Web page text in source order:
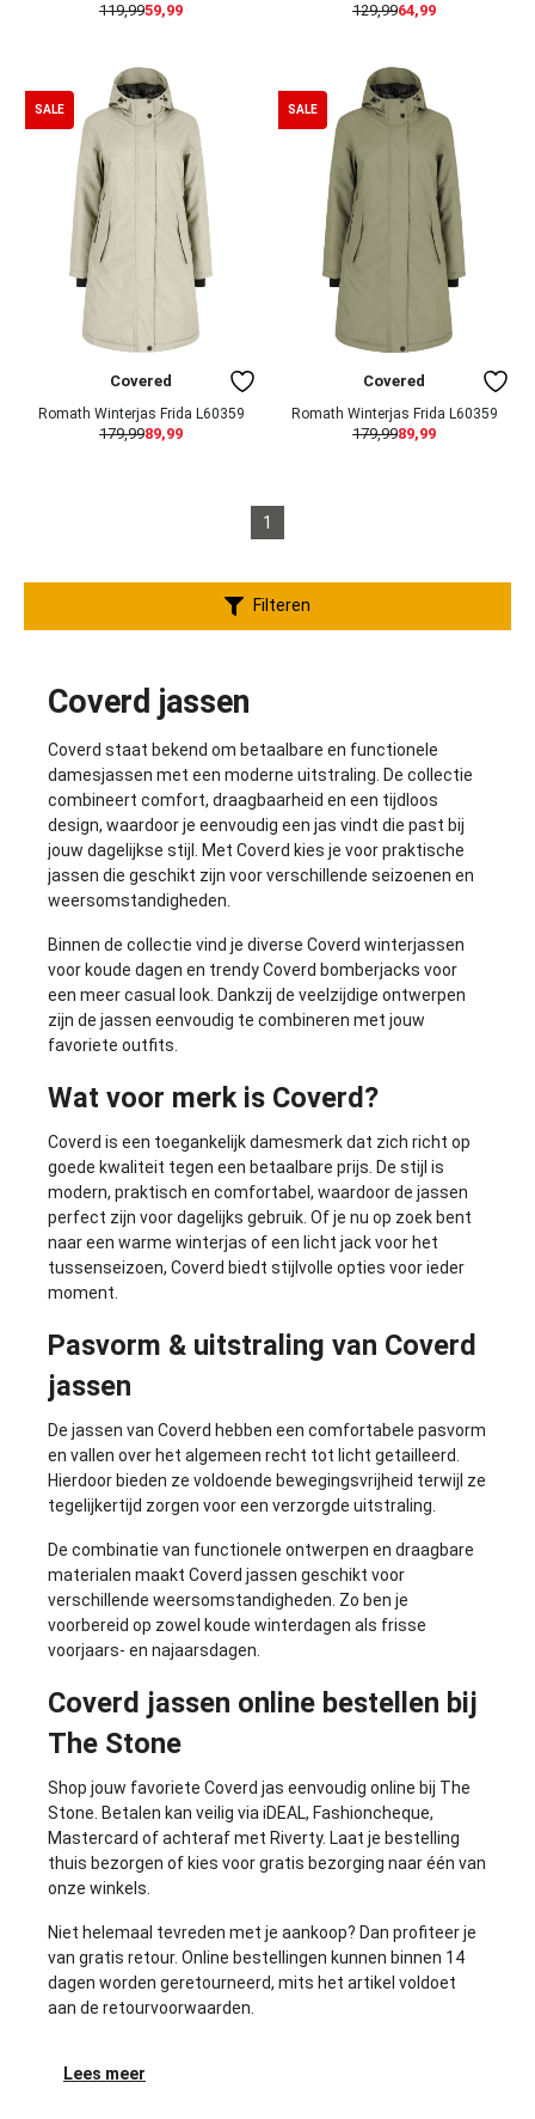
119,9959,99 129,9964,99
SALE
Covered
Romath Winterjas Frida L60359
179,9989,99
SALE
Covered
Romath Winterjas Frida L60359
179,9989,99
1
Filteren
Coverd jassen
Coverd staat bekend om betaalbare en functionele
damesjassen met een moderne uitstraling. De collectie
combineert comfort, draagbaarheid en een tijdloos
design, waardoor je eenvoudig een jas vindt die past bij
jouw dagelijkse stijl. Met Coverd kies je voor praktische
jassen die geschikt zijn voor verschillende seizoenen en
weersomstandigheden.
Binnen de collectie vind je diverse Coverd winterjassen
voor koude dagen en trendyCoverd bomberjacks voor
een meer casual look. Dankzij de veelzijdige ontwerpen
zijn de jassen eenvoudig te combineren met jouw
favoriete outfits.
Wat voor merk is Coverd?
Coverd is een toegankelijk damesmerk dat zich richt op
goede kwaliteit tegen een betaalbare prijs. De stijl is
modern, praktisch en comfortabel, waardoor de jassen
perfect zijn voor dagelijks gebruik. Of je nu op zoek bent
naar een warme winterjas of een licht jack voor het
tussenseizoen, Coverd biedt stijlvolle opties voor ieder
moment.
Pasvorm & uitstraling van Coverd
jassen
De jassen van Coverd hebben een comfortabele pasvorm
en vallen over het algemeen recht tot licht getailleerd.
Hierdoor bieden ze voldoende bewegingsvrijheid terwijl ze
tegelijkertijd zorgen voor een verzorgde uitstraling.
De combinatie van functionele ontwerpen en draagbare
materialen maakt Coverd jassen geschikt voor
verschillende weersomstandigheden. Zo ben je
voorbereid op zowel koude winterdagen als frisse
voorjaars- en najaarsdagen.
Coverd jassen online bestellen bij
The Stone
Shop jouw favoriete Coverd jas eenvoudig online bij The
Stone. Betalen kan veilig via iDEAL, Fashioncheque,
Mastercard of achteraf met Riverty. Laat je bestelling
thuis bezorgen of kies voor gratis bezorging naar één van
onze winkels.
Niet helemaal tevreden met je aankoop? Dan profiteer je
van gratis retour. Online bestellingen kunnen binnen 14
dagen worden geretourneerd, mits het artikel voldoet
aan de retourvoorwaarden.
Lees meer